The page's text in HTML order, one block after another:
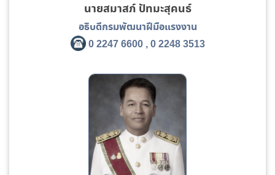
นายสมาสภ์ ปัทมะสุคนธ์
อธิบดีกรมพัฒนาฝีมือแรงงาน
0 2247 6600 , 0 2248 3513